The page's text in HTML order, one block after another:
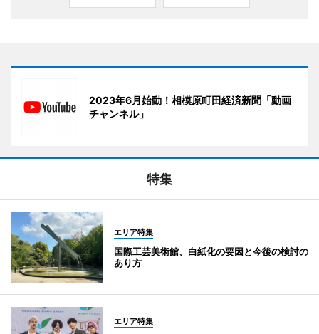
2023年6月始動！相模原町田経済新聞「動画
チャンネル」
特集
エリア特集
国際工芸美術館、白紙化の要因と今後の検討の
あり方
エリア特集